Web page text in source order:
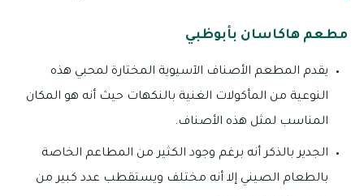
مطعم هاكاسان بأبوظبي
يقدم المطعم الأصناف الآسيوية المختارة لمحبي هذه
النوعية من المأكولات الغنية بالنكهات حيث أنه هو المكان
المناسب لمثل هذه الأصناف.
الجدير بالذكر أنه برغم وجود الكثير من المطاعم الخاصة
بالطعام الصيني إلا أنه مختلف ويستقطب عدد كبير من